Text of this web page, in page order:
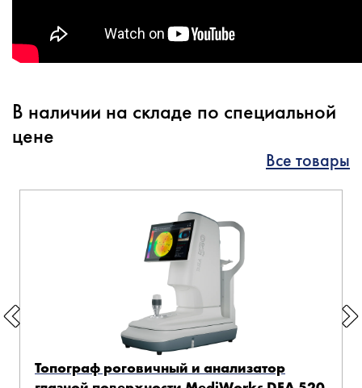
В наличии на складе по специальной
цене
Все товары
Топограф роговичный и анализатор